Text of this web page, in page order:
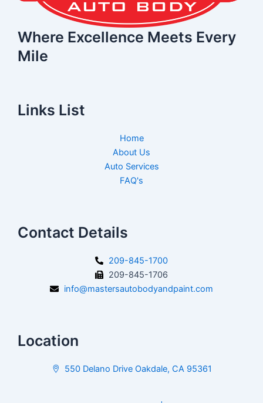
Where Excellence Meets Every
Mile
Links List
Home
About Us
Auto Services
FAQ's
Contact Details
209-845-1700
209-845-1706
info@mastersautobodyandpaint.com
Location
550 Delano Drive Oakdale, CA 95361